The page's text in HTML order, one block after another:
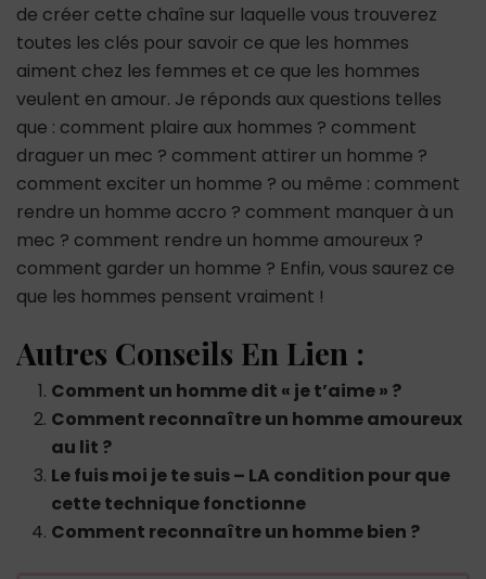
de créer cette chaîne sur laquelle vous trouverez
toutes les clés pour savoir ce que les hommes
aiment chez les femmes et ce que les hommes
veulent en amour. Je réponds aux questions telles
que : comment plaire aux hommes ? comment
draguer un mec ? comment attirer un homme ?
comment exciter un homme ? ou même : comment
rendre un homme accro ? comment manquer à un
mec ? comment rendre un homme amoureux ?
comment garder un homme ? Enfin, vous saurez ce
que les hommes pensent vraiment !
Autres Conseils En Lien :
Comment un homme dit « je t’aime » ?
Comment reconnaître un homme amoureux
au lit ?
Le fuis moi je te suis – LA condition pour que
cette technique fonctionne
Comment reconnaître un homme bien ?